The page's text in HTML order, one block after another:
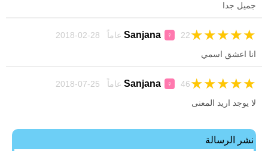
جميل جدا
Sanjana ♀ 22 عاماً 28-02-2018 ★
★
★
★
★
انا اعشق اسمي
Sanjana ♀ 46 عاماً 25-07-2018 ★
★
★
★
★
لا يوجد اريد المعنى
نشر الرسالة